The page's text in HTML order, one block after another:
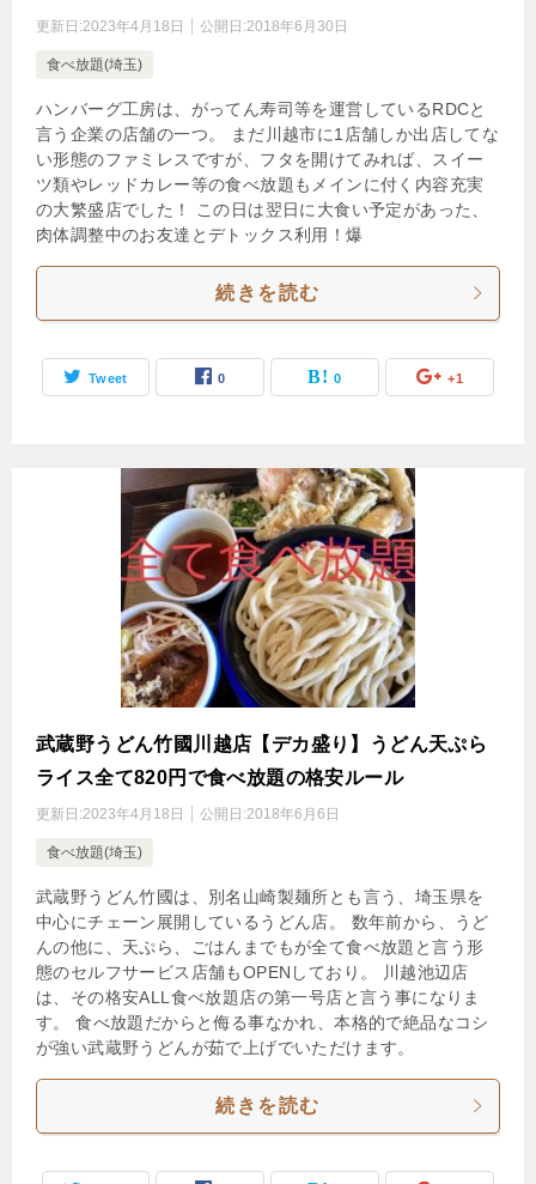
更新日:2023年4月18日 公開日:2018年6月30日
食べ放題(埼玉)
ハンバーグ工房は、がってん寿司等を運営しているRDCと
言う企業の店舗の一つ。 まだ川越市に1店舗しか出店してな
い形態のファミレスですが、フタを開けてみれば、スイー
ツ類やレッドカレー等の食べ放題もメインに付く内容充実
の大繁盛店でした！ この日は翌日に大食い予定があった、
肉体調整中のお友達とデトックス利用！爆
続きを読む
Tweet 0 0 +1
武蔵野うどん竹國川越店【デカ盛り】うどん天ぷら
ライス全て820円で食べ放題の格安ルール
更新日:2023年4月18日 公開日:2018年6月6日
食べ放題(埼玉)
武蔵野うどん竹國は、別名山崎製麺所とも言う、埼玉県を
中心にチェーン展開しているうどん店。 数年前から、うど
んの他に、天ぷら、ごはんまでもが全て食べ放題と言う形
態のセルフサービス店舗もOPENしており。 川越池辺店
は、その格安ALL食べ放題店の第一号店と言う事になりま
す。 食べ放題だからと侮る事なかれ、本格的で絶品なコシ
が強い武蔵野うどんが茹で上げでいただけます。
続きを読む